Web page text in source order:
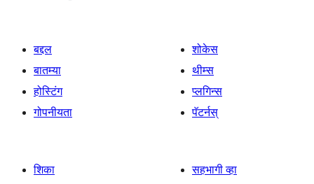
बद्दल
बातम्या
होस्टिंग
गोपनीयता
शोकेस
थीम्स
प्लगिन्स
पॅटर्नस्
शिका
सहभागी व्हा